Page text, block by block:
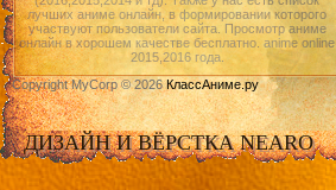
лучших аниме онлайн, в формировании которого
участвуют пользователи сайта. Просмотр аниме
онлайн в хорошем качестве бесплатно. anime online
2015,2016 года.
Copyright MyCorp © 2026КлассАниме.ру
ДИЗАЙН И ВЁРСТКА NEARO